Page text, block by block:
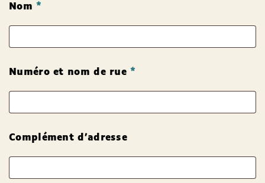
Nom*
Numéro et nom de rue*
Complément d’adresse